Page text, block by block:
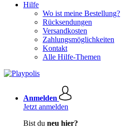
Hilfe
Wo ist meine Bestellung?
Rücksendungen
Versandkosten
Zahlungsmöglichkeiten
Kontakt
Alle Hilfe-Themen
Anmelden
Jetzt anmelden
Bist du neu hier?